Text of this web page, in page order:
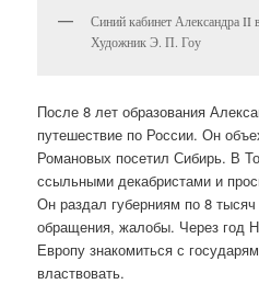
Синий кабинет Александра II
Художник Э. П. Гоу
После 8 лет образования
путешествие по России. Он
Романовых посетил Сибирь. В
ссыльными декабристами и
Он раздал губерниям по 8
обращения, жалобы. Через год
Европу знакомиться с
властвовать.